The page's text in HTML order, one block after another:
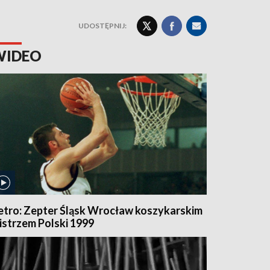
UDOSTĘPNIJ:
Zepter Śląsk Wrocław koszykarskim
Polski 1999